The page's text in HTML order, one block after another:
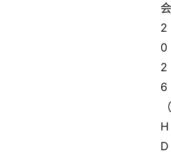
会
2
0
2
6
（
H
D